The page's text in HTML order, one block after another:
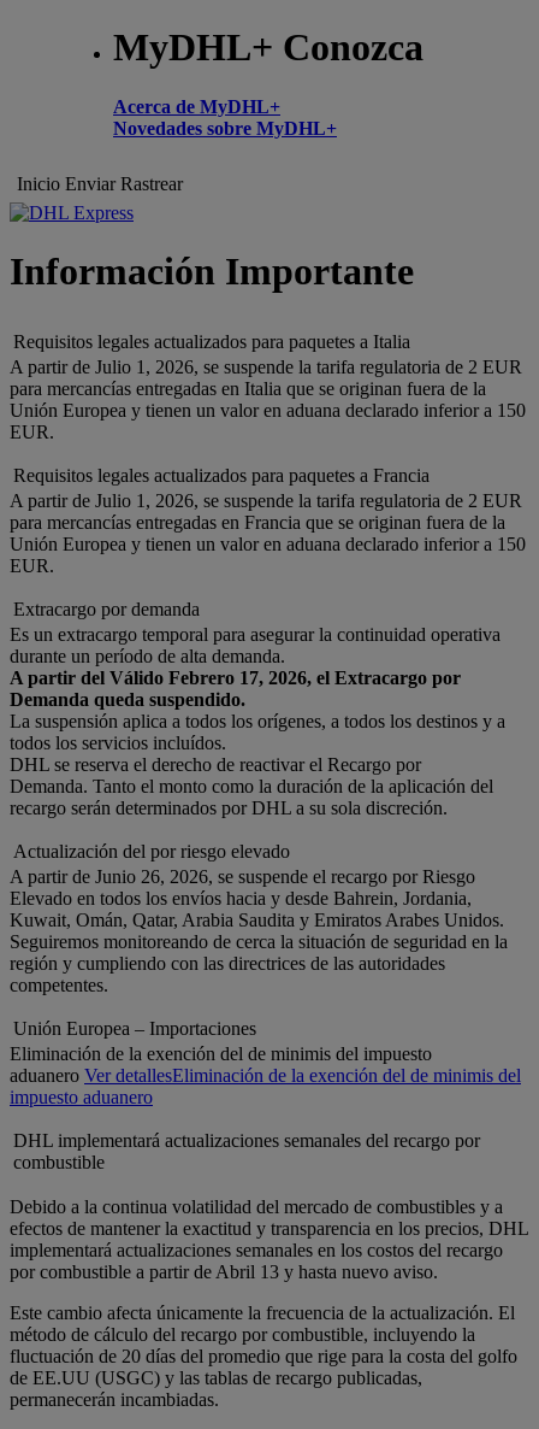
MyDHL+ Conozca
Acerca de MyDHL+
Novedades sobre MyDHL+
Inicio Enviar Rastrear
Información Importante
Requisitos legales actualizados para paquetes a Italia
A partir de Julio 1, 2026, se suspende la tarifa regulatoria de 2 EUR
para mercancías entregadas en Italia que se originan fuera de la
Unión Europea y tienen un valor en aduana declarado inferior a 150
EUR.
Requisitos legales actualizados para paquetes a Francia
A partir de Julio 1, 2026, se suspende la tarifa regulatoria de 2 EUR
para mercancías entregadas en Francia que se originan fuera de la
Unión Europea y tienen un valor en aduana declarado inferior a 150
EUR.
Extracargo por demanda
Es un extracargo temporal para asegurar la continuidad operativa
durante un período de alta demanda.
A partir del Válido Febrero 17, 2026, el Extracargo por
Demanda queda suspendido.
La suspensión aplica a todos los orígenes, a todos los destinos y a
todos los servicios incluídos.
DHL se reserva el derecho de reactivar el Recargo por
Demanda. Tanto el monto como la duración de la aplicación del
recargo serán determinados por DHL a su sola discreción.
Actualización del por riesgo elevado
A partir de Junio 26, 2026, se suspende el recargo por Riesgo
Elevado en todos los envíos hacia y desde Bahrein, Jordania,
Kuwait, Omán, Qatar, Arabia Saudita y Emiratos Arabes Unidos.
Seguiremos monitoreando de cerca la situación de seguridad en la
región y cumpliendo con las directrices de las autoridades
competentes.
Unión Europea – Importaciones
Eliminación de la exención del de minimis del impuesto
aduanero Ver detallesEliminación de la exención del de minimis del
impuesto aduanero
DHL implementará actualizaciones semanales del recargo por
combustible
Debido a la continua volatilidad del mercado de combustibles y a
efectos de mantener la exactitud y transparencia en los precios, DHL
implementará actualizaciones semanales en los costos del recargo
por combustible a partir de Abril 13 y hasta nuevo aviso.
Este cambio afecta únicamente la frecuencia de la actualización. El
método de cálculo del recargo por combustible, incluyendo la
fluctuación de 20 días del promedio que rige para la costa del golfo
de EE.UU (USGC) y las tablas de recargo publicadas,
permanecerán incambiadas.